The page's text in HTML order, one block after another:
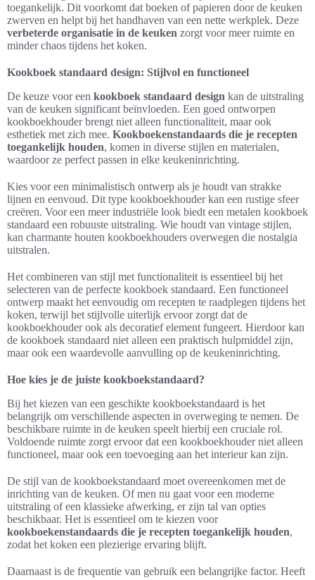
toegankelijk. Dit voorkomt dat boeken of papieren door de keuken
zwerven en helpt bij het handhaven van een nette werkplek. Deze
verbeterde organisatie in de keuken zorgt voor meer ruimte en
minder chaos tijdens het koken.
Kookboek standaard design: Stijlvol en functioneel
De keuze voor een kookboek standaard design kan de uitstraling
van de keuken significant beïnvloeden. Een goed ontworpen
kookboekhouder brengt niet alleen functionaliteit, maar ook
esthetiek met zich mee. Kookboekenstandaards die je recepten
toegankelijk houden, komen in diverse stijlen en materialen,
waardoor ze perfect passen in elke keukeninrichting.
Kies voor een minimalistisch ontwerp als je houdt van strakke
lijnen en eenvoud. Dit type kookboekhouder kan een rustige sfeer
creëren. Voor een meer industriële look biedt een metalen kookboek
standaard een robuuste uitstraling. Wie houdt van vintage stijlen,
kan charmante houten kookboekhouders overwegen die nostalgia
uitstralen.
Het combineren van stijl met functionaliteit is essentieel bij het
selecteren van de perfecte kookboek standaard. Een functioneel
ontwerp maakt het eenvoudig om recepten te raadplegen tijdens het
koken, terwijl het stijlvolle uiterlijk ervoor zorgt dat de
kookboekhouder ook als decoratief element fungeert. Hierdoor kan
de kookboek standaard niet alleen een praktisch hulpmiddel zijn,
maar ook een waardevolle aanvulling op de keukeninrichting.
Hoe kies je de juiste kookboekstandaard?
Bij het kiezen van een geschikte kookboekstandaard is het
belangrijk om verschillende aspecten in overweging te nemen. De
beschikbare ruimte in de keuken speelt hierbij een cruciale rol.
Voldoende ruimte zorgt ervoor dat een kookboekhouder niet alleen
functioneel, maar ook een toevoeging aan het interieur kan zijn.
De stijl van de kookboekstandaard moet overeenkomen met de
inrichting van de keuken. Of men nu gaat voor een moderne
uitstraling of een klassieke afwerking, er zijn tal van opties
beschikbaar. Het is essentieel om te kiezen voor
kookboekenstandaards die je recepten toegankelijk houden,
zodat het koken een plezierige ervaring blijft.
Daarnaast is de frequentie van gebruik een belangrijke factor. Heeft